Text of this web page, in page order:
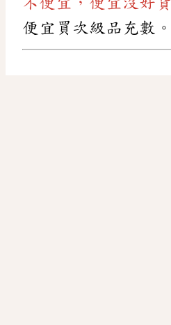
便宜買次級品充數。